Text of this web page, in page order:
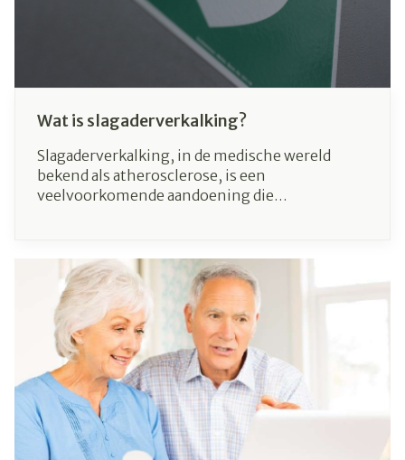
Wat is slagaderverkalking?
Slagaderverkalking, in de medische wereld
bekend als atherosclerose, is een
veelvoorkomende aandoening die
zonder symptomen, waardoor deze lang
onopgemerkt kan blijven. Maar wie aan
slagaderverkalking lijdt, loopt meer kans op
een hartinfarct of beroerte. Met 15 miljoen
doden is het één van de belangrijkste
doodsoorzaken in de wereld.